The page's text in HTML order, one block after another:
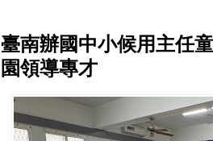
臺南辦國中小候用主任
園領導專才